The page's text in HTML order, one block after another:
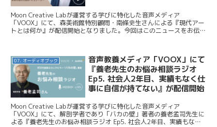
Moon Creative Labが運営する学びに特化した音声メディア
「VOOX」にて、森美術館特別顧問・南條史生さんによる『現代アー
トとは何か』が配信開始となりました。今回はこのニュースをお伝え
07. オーディオブック
音声教養メディア「VOOX」にて
『養老先生のお悩み相談ラジオ
Ep5. 社会人2年目、実績もなく仕
事に自信が持てない』が配信開始
Moon Creative Labが運営する学びに特化した音声メディア
「VOOX」にて、解剖学者であり「バカの壁」著者の養老孟司先生に
よる『養老先生のお悩み相談ラジオ Ep5. 社会人2年目、実績もなく